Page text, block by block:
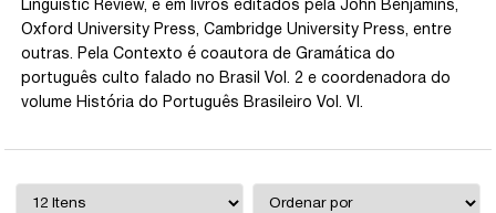
Linguistic Review, e em livros editados pela John Benjamins,
Oxford University Press, Cambridge University Press, entre
outras. Pela Contexto é coautora de Gramática do
português culto falado no Brasil Vol. 2 e coordenadora do
volume História do Português Brasileiro Vol. VI.